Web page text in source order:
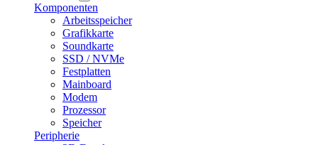
Komponenten
Arbeitsspeicher
Grafikkarte
Soundkarte
SSD / NVMe
Festplatten
Mainboard
Modem
Prozessor
Speicher
Peripherie